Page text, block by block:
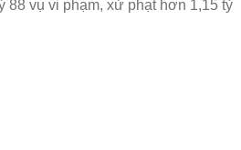
88 vụ vi phạm, xử phạt hơn 1,15 tỷ